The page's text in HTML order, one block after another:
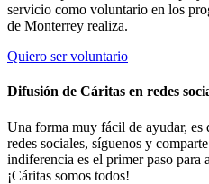
servicio como voluntario en los
de Monterrey realiza.
Quiero ser voluntario
Difusión de Cáritas en redes
Una forma muy fácil de ayudar, es
redes sociales, síguenos y
indiferencia es el primer paso para
¡Cáritas somos todos!